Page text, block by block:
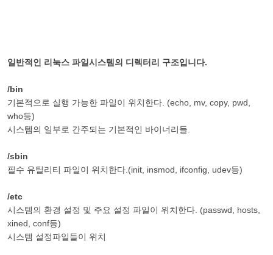
일반적인 리눅스 파일시스템의 디렉터리 구조입니다.
/bin
기본적으로 실행 가능한 파일이 위치한다. (echo, mv, copy, pwd,
who등)
시스템의 일부로 간주되는 기본적인 바이너리들.
/sbin
필수 유틸리티 파일이 위치한다.(init, insmod, ifconfig, udev등)
/etc
시스템의 환경 설정 및 주요 설정 파일이 위치한다. (passwd, hosts,
xined, conf등)
시스템 설정파일들이 위치